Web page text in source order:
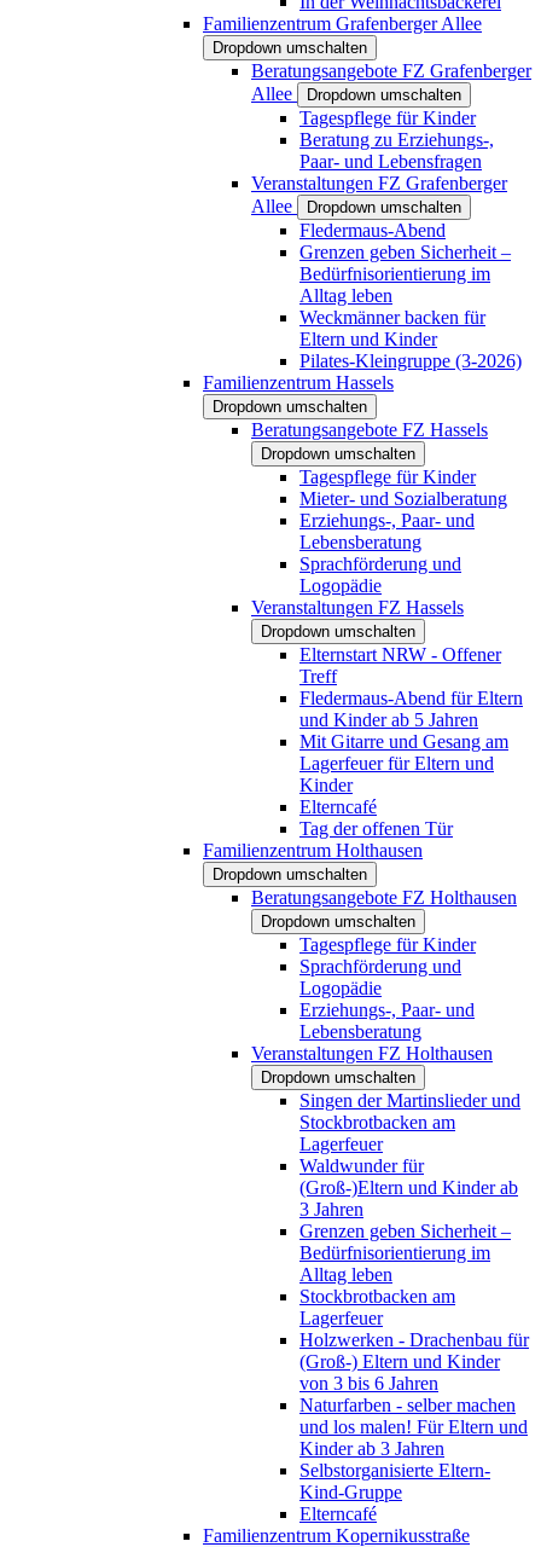
Familienzentrum Grafenberger Allee
Dropdown umschalten
Beratungsangebote FZ Grafenberger
Allee
Dropdown umschalten
Tagespflege für Kinder
Beratung zu Erziehungs-,
Paar- und Lebensfragen
Veranstaltungen FZ Grafenberger
Allee
Dropdown umschalten
Fledermaus-Abend
Grenzen geben Sicherheit –
Bedürfnisorientierung im
Alltag leben
Weckmänner backen für
Eltern und Kinder
Pilates-Kleingruppe (3-2026)
Familienzentrum Hassels
Dropdown umschalten
Beratungsangebote FZ Hassels
Dropdown umschalten
Tagespflege für Kinder
Mieter- und Sozialberatung
Erziehungs-, Paar- und
Lebensberatung
Sprachförderung und
Logopädie
Veranstaltungen FZ Hassels
Dropdown umschalten
Elternstart NRW - Offener
Treff
Fledermaus-Abend für Eltern
und Kinder ab 5 Jahren
Mit Gitarre und Gesang am
Lagerfeuer für Eltern und
Kinder
Elterncafé
Tag der offenen Tür
Familienzentrum Holthausen
Dropdown umschalten
Beratungsangebote FZ Holthausen
Dropdown umschalten
Tagespflege für Kinder
Sprachförderung und
Logopädie
Erziehungs-, Paar- und
Lebensberatung
Veranstaltungen FZ Holthausen
Dropdown umschalten
Singen der Martinslieder und
Stockbrotbacken am
Lagerfeuer
Waldwunder für
(Groß-)Eltern und Kinder ab
3 Jahren
Grenzen geben Sicherheit –
Bedürfnisorientierung im
Alltag leben
Stockbrotbacken am
Lagerfeuer
Holzwerken - Drachenbau für
(Groß-) Eltern und Kinder
von 3 bis 6 Jahren
Naturfarben - selber machen
und los malen! Für Eltern und
Kinder ab 3 Jahren
Selbstorganisierte Eltern-
Kind-Gruppe
Elterncafé
Familienzentrum Kopernikusstraße